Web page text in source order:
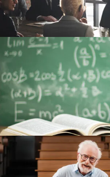
6 DE JUNIO DE 2016
6 DE JUNIO DE 2016